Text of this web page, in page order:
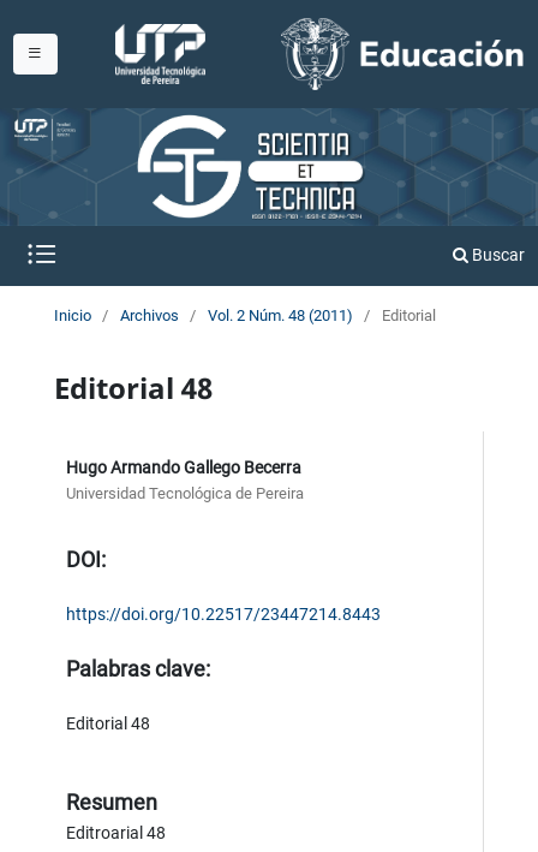
Buscar
Inicio / Archivos / Vol. 2 Núm. 48 (2011) / Editorial
Editorial 48
Hugo Armando Gallego Becerra
Universidad Tecnológica de Pereira
DOI:
https://doi.org/10.22517/23447214.8443
Palabras clave:
Editorial 48
Resumen
Editroarial 48